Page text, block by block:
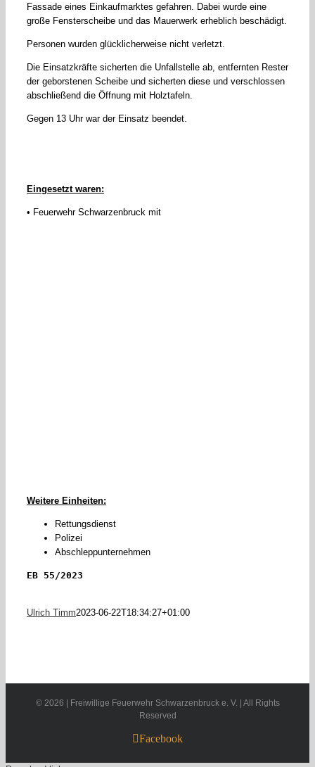
Fassade eines Einkaufmarktes gefahren. Dabei wurde eine
große Fensterscheibe und das Mauerwerk erheblich beschädigt.
Personen wurden glücklicherweise nicht verletzt.
Die Einsatzkräfte sicherten die Unfallstelle ab, entfernten Rester
der geborstenen Scheibe und sicherten diese und verschlossen
abschließend die Öffnung mit Holztafeln.
Gegen 13 Uhr war der Einsatz beendet.
Eingesetzt waren:
• Feuerwehr Schwarzenbruck mit
Weitere Einheiten:
Rettungsdienst
Polizei
Abschleppunternehmen
EB 55/2023
Ulrich Timm2023-06-22T18:34:27+01:00
© 2026 | Freiwillige Feuerwehr Schwarzenbruck e. V. | All Rights
Reserved
Facebook